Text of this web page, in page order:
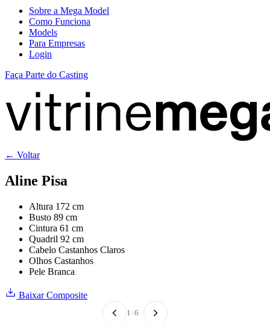
Sobre a Mega Model
Como Funciona
Models
Para Empresas
Login
Faça Parte do Casting
← Voltar
Aline Pisa
Altura 172 cm
Busto 89 cm
Cintura 61 cm
Quadril 92 cm
Cabelo Castanhos Claros
Olhos Castanhos
Pele Branca
Baixar Composite
1/6